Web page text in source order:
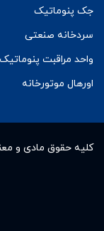
جک پنوماتیک
سردخانه صنعتی
واحد مراقبت پنوماتیک
اورهال موتورخانه
کلیه حقوق مادى و